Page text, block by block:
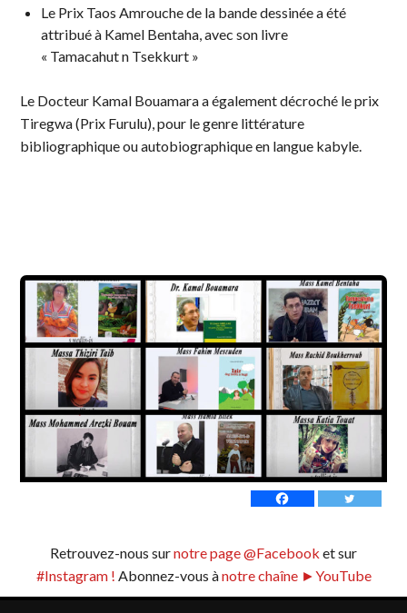
Le Prix Taos Amrouche de la bande dessinée a été
attribué à Kamel Bentaha, avec son livre
« Tamacahut n Tsekkurt »
Le Docteur Kamal Bouamara a également décroché le prix
Tiregwa (Prix Furulu), pour le genre littérature
bibliographique ou autobiographique en langue kabyle.
Retrouvez-nous surnotre page @Facebook et sur
#Instagram ! Abonnez-vous ànotre chaîne ►YouTube